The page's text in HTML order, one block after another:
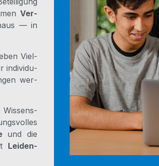
Ver­
— in
Viel­
indi­vi­du­
wer­
Wis­sens­
und die
Lei­den­